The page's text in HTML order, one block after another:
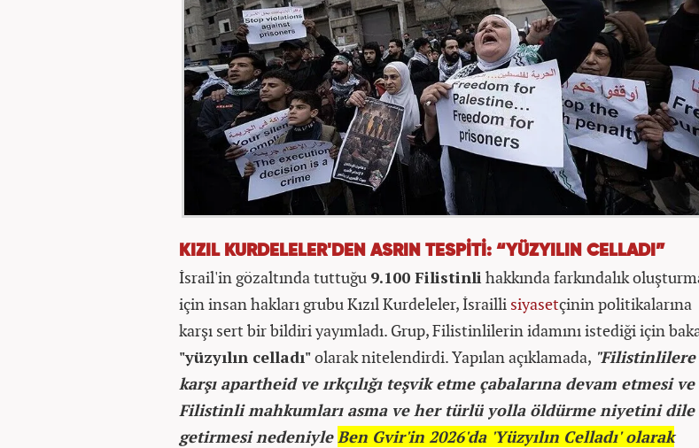
KIZIL KURDELELER'DEN ASRIN TESPİTİ: “YÜZYILIN CELLADI”
İsrail'in gözaltında tuttuğu 9.100 Filistinlihakkında farkındalık
için insan hakları grubu Kızıl Kurdeleler, İsrailli siyasetçinin politikalarına
karşı sert bir bildiri yayımladı. Grup, Filistinlilerin idamını istediği için
"yüzyılın celladı"olarak nitelendirdi. Yapılan açıklamada, "Filistinlilere
karşı apartheid ve ırkçılığı teşvik etme çabalarına devam etmesi ve
Filistinli mahkumları asma ve her türlü yolla öldürme niyetini dile
getirmesi nedeniyleBen Gvir'in 2026'da 'Yüzyılın Celladı' olarak